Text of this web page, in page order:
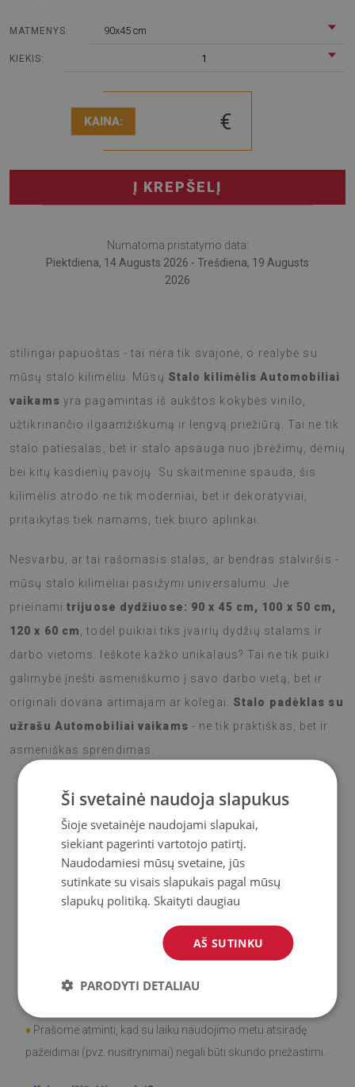
MATMENYS: 90x45 cm
KIEKIS: 1
KAINA: €
Į KREPŠELĮ
Numatoma pristatymo data:
Piektdiena, 14 Augusts 2026 - Trešdiena, 19 Augusts
2026
stilingai papuoštas - tai nėra tik svajonė, o realybė su
mūsų stalo kilimėliu. Mūsų Stalo kilimėlis Automobiliai
vaikams yra pagamintas iš aukštos kokybės vinilo,
užtikrinančio ilgaamžiškumą ir lengvą priežiūrą. Tai ne tik
stalo patiesalas, bet ir stalo apsauga nuo įbrėžimų, dėmių
bei kitų kasdienių pavojų. Su skaitmenine spauda, šis
kilimėlis atrodo ne tik moderniai, bet ir dekoratyviai,
pritaikytas tiek namams, tiek biuro aplinkai.
Nesvarbu, ar tai rašomasis stalas, ar bendras stalviršis -
mūsų stalo kilimėliai pasižymi universalumu. Jie
prieinami trijuose dydžiuose: 90 x 45 cm, 100 x 50 cm,
120 x 60 cm
, todėl puikiai tiks įvairių dydžių stalams ir
darbo vietoms. Ieškote kažko unikalaus? Tai ne tik puiki
galimybė įnešti asmeniškumo į savo darbo vietą, bet ir
originali dovana artimajam ar kolegai. Stalo padėklas su
užrašu Automobiliai vaikams - ne tik praktiškas, bet ir
asmeniškas sprendimas.
Medžiaga : Vinilas padengtas PES tinkleliu.
mm
Didelis atsparumas spalvos pasikeitimui ir
Gaminys lengvai valomas, atsparus dėmėms ir vandeniui.
♦ Prašome atminti, kad su laiku naudojimo metu atsiradę
pažeidimai (pvz. nusitrynimai) negali būti skundo priežastimi.
Ši svetainė naudoja slapukus
Šioje svetainėje naudojami slapukai,
siekiant pagerinti vartotojo patirtį.
Naudodamiesi mūsų svetaine, jūs
sutinkate su visais slapukais pagal mūsų
slapukų politiką.Skaityti daugiau
AŠ SUTINKU
PARODYTI DETALIAU